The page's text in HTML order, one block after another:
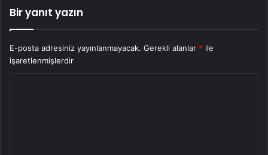
Bir yanıt yazın
E-posta adresiniz yayınlanmayacak. Gerekli alanlar * ile
işaretlenmişlerdir